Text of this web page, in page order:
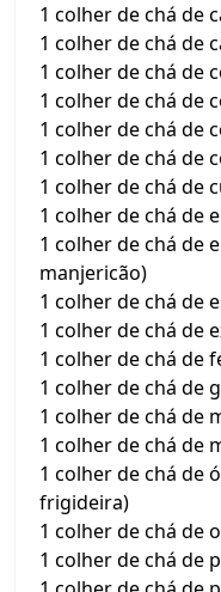
1 colher de chá de
1 colher de chá de
1 colher de chá de
1 colher de chá de
1 colher de chá de
1 colher de chá de
1 colher de chá de
1 colher de chá de
1 colher de chá de
manjericão)
1 colher de chá de
1 colher de chá de
1 colher de chá de
1 colher de chá de
1 colher de chá de
1 colher de chá de
1 colher de chá de
frigideira)
1 colher de chá de
1 colher de chá de